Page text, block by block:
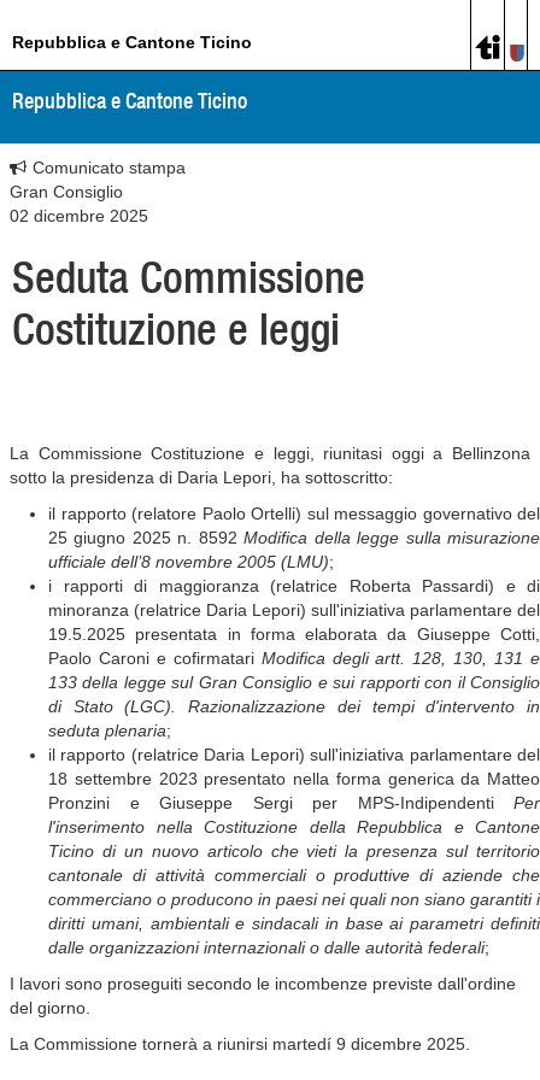
Repubblica e Cantone Ticino
Repubblica e Cantone Ticino
Comunicato stampa
Gran Consiglio
02 dicembre 2025
Seduta Commissione
Costituzione e leggi
La Commissione Costituzione e leggi, riunitasi oggi a Bellinzona
sotto la presidenza di Daria Lepori, ha sottoscritto:
il rapporto (relatore Paolo Ortelli) sul messaggio governativo del
25 giugno 2025 n. 8592Modifica della legge sulla misurazione
ufficiale dell’8 novembre 2005 (LMU);
i rapporti di maggioranza (relatrice Roberta Passardi) e di
minoranza (relatrice Daria Lepori) sull'iniziativa parlamentare del
19.5.2025 presentata in forma elaborata da Giuseppe Cotti,
Paolo Caroni e cofirmatari Modifica degli artt. 128, 130, 131 e
133 della legge sul Gran Consiglio e sui rapporti con il Consiglio
di Stato (LGC). Razionalizzazione dei tempi d'intervento in
seduta plenaria;
il rapporto (relatrice Daria Lepori) sull'iniziativa parlamentare del
18 settembre 2023 presentato nella forma generica da Matteo
Pronzini e Giuseppe Sergi per MPS-Indipendenti Per
l'inserimento nella Costituzione della Repubblica e Cantone
Ticino di un nuovo articolo che vieti la presenza sul territorio
cantonale di attività commerciali o produttive di aziende che
commerciano o producono in paesi nei quali non siano garantiti i
diritti umani, ambientali e sindacali in base ai parametri definiti
dalle organizzazioni internazionali o dalle autorità federali;
I lavori sono proseguiti secondo le incombenze previste dall'ordine
del giorno.
La Commissione tornerà a riunirsi martedí 9 dicembre 2025.